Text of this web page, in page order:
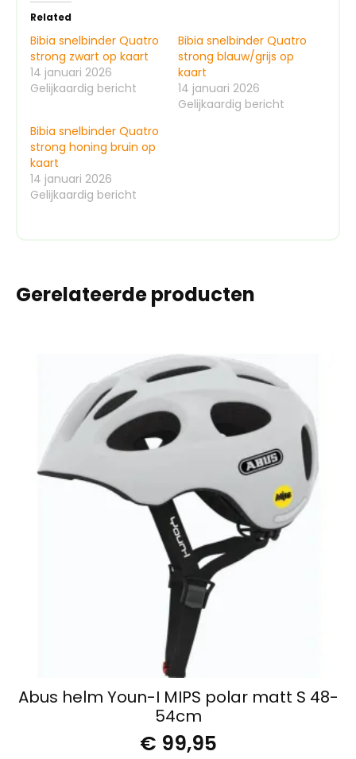
Related
Bibia snelbinder Quatro
strong zwart op kaart
14 januari 2026
Gelijkaardig bericht
Bibia snelbinder Quatro
strong blauw/grijs op
kaart
14 januari 2026
Gelijkaardig bericht
Bibia snelbinder Quatro
strong honing bruin op
kaart
14 januari 2026
Gelijkaardig bericht
Gerelateerde producten
Abus helm Youn-I MIPS polar matt S 48-
54cm
€ 99,95